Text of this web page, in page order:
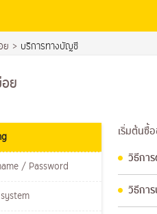
ย > บริการทางบัญชี
ย
/ Password
เริ่มต้นซื้
วิธีกา
วิธีกา